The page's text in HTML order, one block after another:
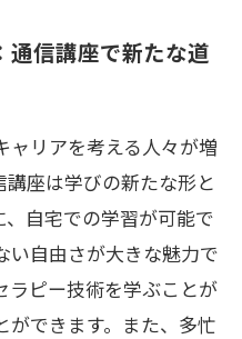
通信講座で新たな道
ャリアを考える人々が増
講座は学びの新たな形と
、自宅での学習が可能で
い自由さが大きな魅力で
ラピー技術を学ぶことが
ができます。また、多忙